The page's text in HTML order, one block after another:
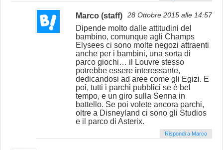
Marco (staff) 28 Ottobre 2015 alle 14:57
Dipende molto dalle attitudini del
bambino, comunque agli Champs
Elysees ci sono molte negozi attraenti
anche per i bambini, una sorta di
parco giochi… il Louvre stesso
potrebbe essere interessante,
dedicandosi ad aree come gli Egizi. E
poi, tutti i parchi pubblici se è bel
tempo, e un giro sulla Senna in
battello. Se poi volete ancora parchi,
oltre a Disneyland ci sono gli Studios
e il parco di Asterix.
Rispondi a Marco